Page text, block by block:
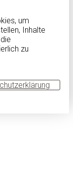
um
Inhalte
zu